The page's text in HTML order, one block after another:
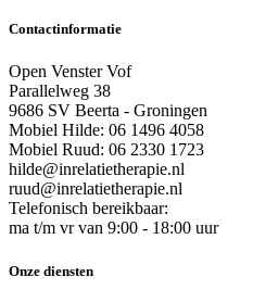
Contactinformatie
Open Venster Vof
Parallelweg 38
9686 SV Beerta - Groningen
Mobiel Hilde: 06 1496 4058
Mobiel Ruud: 06 2330 1723
hilde@inrelatietherapie.nl
ruud@inrelatietherapie.nl
Telefonisch bereikbaar:
ma t/m vr van 9:00 - 18:00 uur
Onze diensten